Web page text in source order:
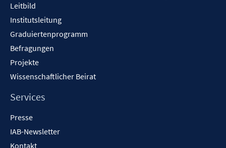
Leitbild
Institutsleitung
Graduiertenprogramm
Befragungen
Projekte
Wissenschaftlicher Beirat
Services
Presse
IAB-Newsletter
Kontakt